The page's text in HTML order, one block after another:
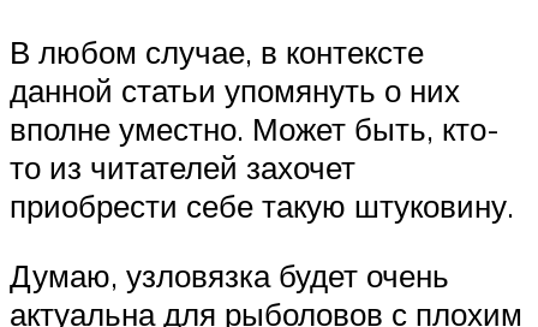
В любом случае, в контексте
данной статьи упомянуть о них
вполне уместно. Может быть, кто-
то из читателей захочет
приобрести себе такую штуковину.
Думаю, узловязка будет очень
актуальна для рыболовов с плохим